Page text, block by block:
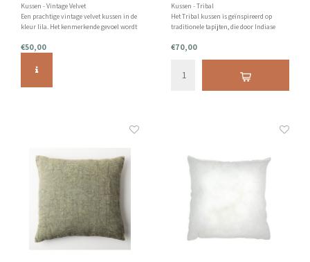
Kussen - Vintage Velvet
Een prachtige vintage velvet kussen in de
kleur lila. Het kenmerkende gevoel wordt
natuurlijke puimsteen, waardoor het die
binnenkussen.
€50,00
Kussen - Tribal
Het Tribal kussen is geïnspireerd op
traditionele tapijten, die door Indiase
gedragen. Een moderne kijk op de
klassieke constructie van oogstrelende
binnenkussen.
€70,00